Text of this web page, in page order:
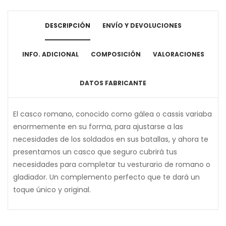
DESCRIPCIÓN ENVÍO Y DEVOLUCIONES
INFO. ADICIONAL COMPOSICIÓN VALORACIONES
DATOS FABRICANTE
El casco romano, conocido como gálea o cassis variaba
enormemente en su forma, para ajustarse a las
necesidades de los soldados en sus batallas, y ahora te
presentamos un casco que seguro cubrirá tus
necesidades para completar tu vesturario de romano o
gladiador. Un complemento perfecto que te dará un
toque único y original.